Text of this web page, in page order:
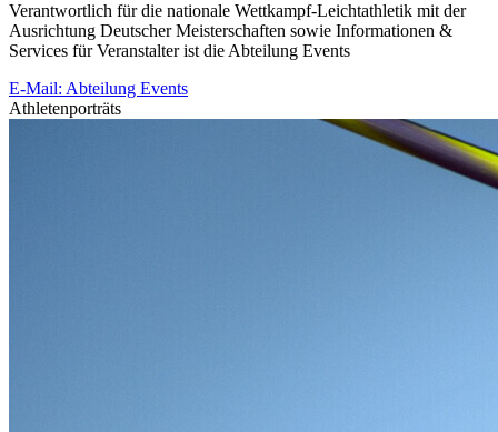
Verantwortlich für die nationale Wettkampf-Leichtathletik mit der
Ausrichtung Deutscher Meisterschaften sowie Informationen &
Services für Veranstalter ist die Abteilung Events
E-Mail: Abteilung Events
Athletenporträts